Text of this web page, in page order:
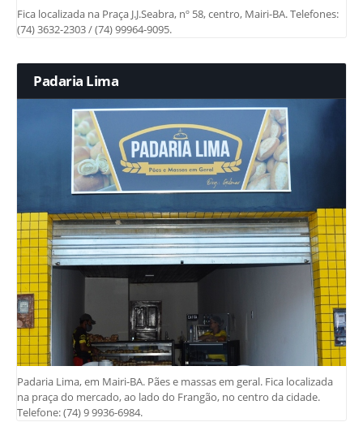
Fica localizada na Praça J.J.Seabra, nº 58, centro, Mairi-BA. Telefones:
(74) 3632-2303 / (74) 99964-9095.
Padaria Lima
Padaria Lima, em Mairi-BA. Pães e massas em geral. Fica localizada
na praça do mercado, ao lado do Frangão, no centro da cidade.
Telefone: (74) 9 9936-6984.